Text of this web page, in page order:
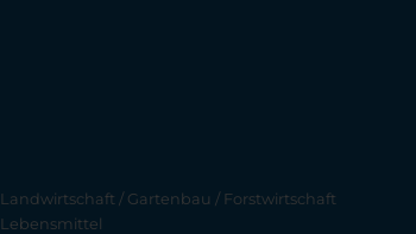
Landwirtschaft / Gartenbau / Forstwirtschaft
Lebensmittel